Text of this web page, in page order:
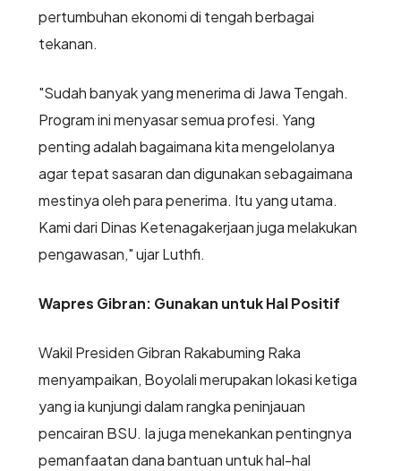
pertumbuhan ekonomi di tengah berbagai
tekanan.
"Sudah banyak yang menerima di Jawa Tengah.
Program ini menyasar semua profesi. Yang
penting adalah bagaimana kita mengelolanya
agar tepat sasaran dan digunakan sebagaimana
mestinya oleh para penerima. Itu yang utama.
Kami dari Dinas Ketenagakerjaan juga melakukan
pengawasan," ujar Luthfi.
Wapres Gibran: Gunakan untuk Hal Positif
Wakil Presiden Gibran Rakabuming Raka
menyampaikan, Boyolali merupakan lokasi ketiga
yang ia kunjungi dalam rangka peninjauan
pencairan BSU. Ia juga menekankan pentingnya
pemanfaatan dana bantuan untuk hal-hal